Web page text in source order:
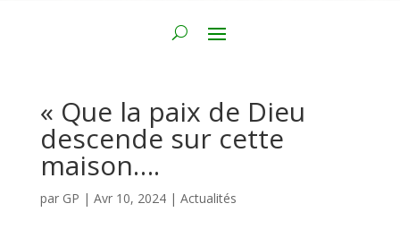
« Que la paix de Dieu
descende sur cette
maison….
par GP | Avr 10, 2024| Actualités